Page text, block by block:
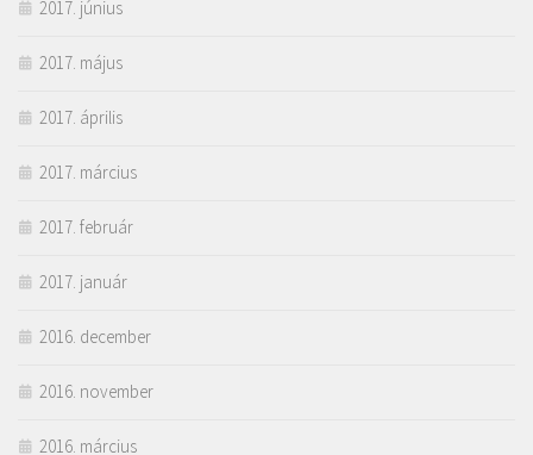
2017. június
2017. május
2017. április
2017. március
2017. február
2017. január
2016. december
2016. november
2016. március